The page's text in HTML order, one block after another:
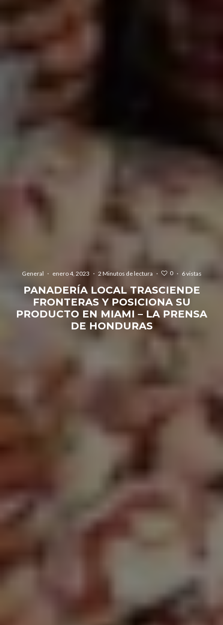
General · enero 4, 2023 · 2 Minutos de lectura · 0 · 6 vistas
PANADERÍA LOCAL TRASCIENDE
FRONTERAS Y POSICIONA SU
PRODUCTO EN MIAMI – LA PRENSA
DE HONDURAS